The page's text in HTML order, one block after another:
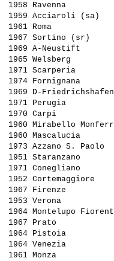
1958 Ravenna
1959 Acciaroli (sa)
1961 Roma
1967 Sortino (sr)
1969 A-Neustift
1965 Welsberg
1971 Scarperia
1974 Fornignana
1969 D-
1971 Perugia
1970 Carpi
1960 Mirabello
1960 Mascalucia
1973 Azzano S.
1951 Staranzano
1971 Conegliano
1952
1967 Firenze
1953 Verona
1964 Montelupo
1967 Prato
1964 Pistoia
1964 Venezia
1961 Monza